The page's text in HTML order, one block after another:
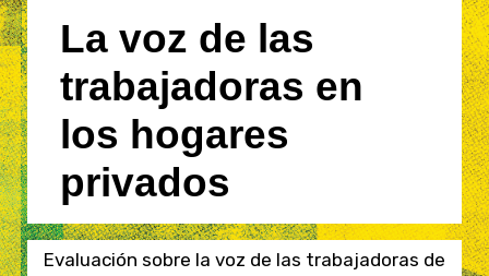
La voz de las
trabajadoras en
los hogares
privados
Evaluación sobre la voz de las trabajadoras de